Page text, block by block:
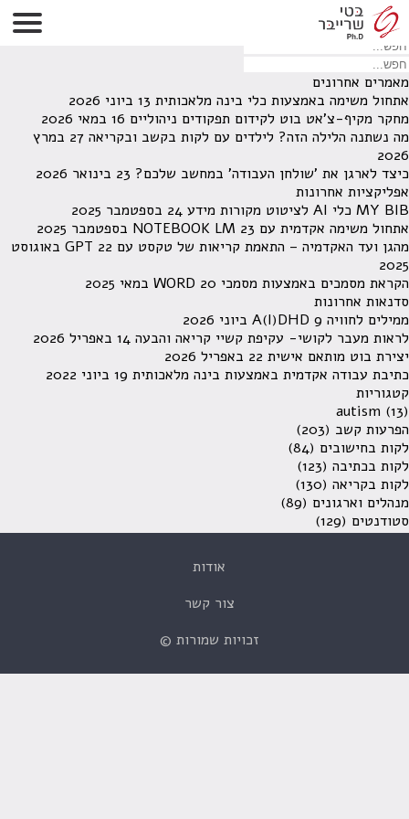
לא נמצאו תוצאות תחת קטגוריה זו.
מחפש משהו מסויים? השתמש בחיפוש
מאמרים אחרונים
אתחול משימה באמצעות כלי בינה מלאכותית 13 ביוני 2026
מחקר מקיף-צ'אט בוט לקידום תפקודים ניהוליים 16 במאי 2026
מה נשתנה הלילה הזה? לילדים עם לקות בקשב ובקריאה
27 במרץ
2026
כיצד לארגן את 'שולחן העבודה' במחשב שלכם? 23 בינואר 2026
אפליקציות אחרונות
MY BIB כלי AI לציטוט מקורות מידע
24 בספטמבר 2025
אתחול משימה אקדמית עם NOTEBOOK LM 23 בספטמבר 2025
מהגן ועד האקדמיה – התאמת קריאות של טקסט עם GPT
22 באוגוסט
2025
הקראת מסמכים באמצעות מסמכי WORD 20 במאי 2025
סדנאות אחרונות
ממילים לחוויה A(I)DHD 9 ביוני 2026
לראות מעבר לקושי- עקיפת קשיי קריאה והבעה 14 באפריל 2026
יצירת בוט מותאם אישית 22 באפריל 2026
כתיבת עבודה אקדמית באמצעות בינה מלאכותית 19 ביוני 2022
קטגוריות
autism (13)
הפרעות קשב (203)
לקות בחישובים (84)
לקות בכתיבה (123)
לקות בקריאה (130)
מנהלים וארגונים (89)
סטודנטים (129)
אודות
צור קשר
זכויות שמורות ©